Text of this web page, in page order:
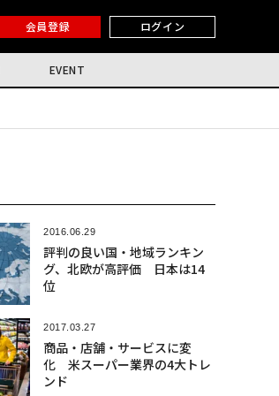
会員登録 ログイン
EVENT
2016.06.29
評判の良い国・地域ランキン
グ、北欧が高評価 日本は14
位
2017.03.27
商品・店舗・サービスに変
化 米スーパー業界の4大トレ
ンド